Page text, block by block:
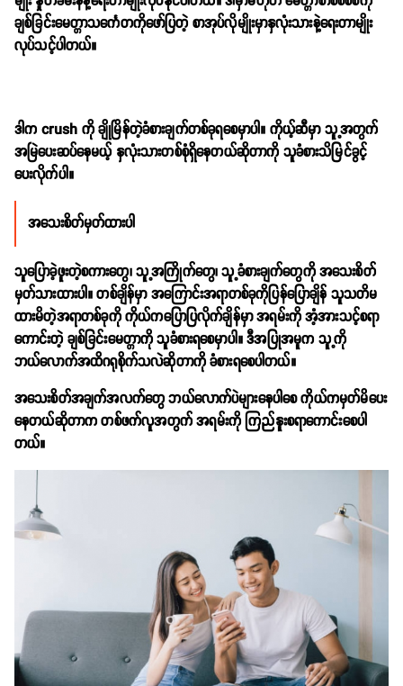
ချစ်ခြင်းမေတ္တာသင်္ကေတကိုဖော်ပြတဲ့ စာအုပ်လိုမျိုးမှာနှလုံးသားနဲ့ရေးတာမျိုး
လုပ်သင့်ပါတယ်။
ဒါက crush ကို ချိုမြိန်တဲ့ခံစားချက်တစ်ခုရစေမှာပါ။ ကိုယ့်ဆီမှာ သူ့အတွက်
အမြဲပေးဆပ်နေမယ့် နှလုံးသားတစ်စုံရှိနေတယ်ဆိုတာကို သူခံစားသိမြင်ခွင့်
ပေးလိုက်ပါ။
အသေးစိတ်မှတ်ထားပါ
သူပြောခဲ့ဖူးတဲ့စကားတွေ၊ သူ့အကြိုက်တွေ၊ သူ့ခံစားချက်တွေကို အသေးစိတ်
မှတ်သားထားပါ။ တစ်ချိန်မှာ အကြောင်းအရာတစ်ခုကိုပြန်ပြောချိန် သူသတိမ
ထားမိတဲ့အရာတစ်ခုကို ကိုယ်ကပြောပြလိုက်ချိန်မှာ အရမ်းကို အံ့အားသင့်စရာ
ကောင်းတဲ့ ချစ်ခြင်းမေတ္တာကို သူခံစားရစေမှာပါ။ ဒီအပြုအမူက သူ့ကို
ဘယ်လောက်အထိဂရုစိုက်သလဲဆိုတာကို ခံစားရစေပါတယ်။
အသေးစိတ်အချက်အလက်တွေ ဘယ်လောက်ပဲများနေပါစေ ကိုယ်ကမှတ်မိပေး
နေတယ်ဆိုတာက တစ်ဖက်လူအတွက် အရမ်းကို ကြည်နူးစရာကောင်းစေပါ
တယ်။